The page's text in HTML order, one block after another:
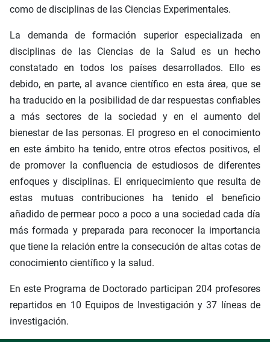
como de disciplinas de las Ciencias Experimentales.
La demanda de formación superior especializada en
disciplinas de las Ciencias de la Salud es un hecho
constatado en todos los países desarrollados. Ello es
debido, en parte, al avance científico en esta área, que se
ha traducido en la posibilidad de dar respuestas confiables
a más sectores de la sociedad y en el aumento del
bienestar de las personas. El progreso en el conocimiento
en este ámbito ha tenido, entre otros efectos positivos, el
de promover la confluencia de estudiosos de diferentes
enfoques y disciplinas. El enriquecimiento que resulta de
estas mutuas contribuciones ha tenido el beneficio
añadido de permear poco a poco a una sociedad cada día
más formada y preparada para reconocer la importancia
que tiene la relación entre la consecución de altas cotas de
conocimiento científico y la salud.
En este Programa de Doctorado participan 204 profesores
repartidos en 10 Equipos de Investigación y 37 líneas de
investigación.